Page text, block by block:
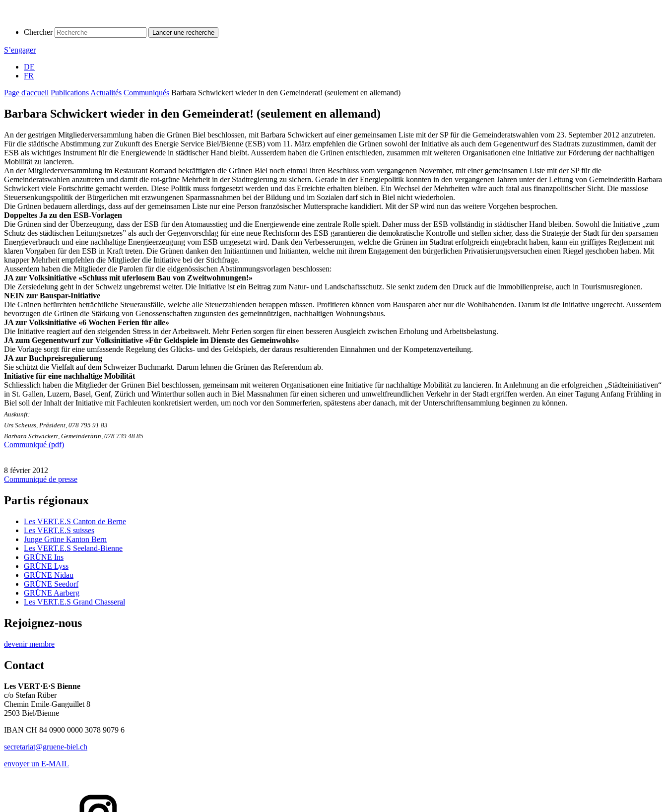
Chercher
S’engager
DE
FR
Page d'accueil Publications Actualités Communiqués Barbara Schwickert wieder in den Gemeinderat! (seulement en allemand)
Barbara Schwickert wieder in den Gemeinderat! (seulement en allemand)
An der gestrigen Mitgliederversammlung haben die Grünen Biel beschlossen, mit Barbara Schwickert auf einer gemeinsamen Liste mit der SP für die Gemeinderatswahlen vom 23. September 2012 anzutreten.
Für die städtische Abstimmung zur Zukunft des Energie Service Biel/Bienne (ESB) vom 11. März empfehlen die Grünen sowohl der Initiative als auch dem Gegenentwurf des Stadtrats zuzustimmen, damit der
ESB als wichtiges Instrument für die Energiewende in städtischer Hand bleibt. Ausserdem haben die Grünen entschieden, zusammen mit weiteren Organisationen eine Initiative zur Förderung der nachhaltigen
Mobilität zu lancieren.
An der Mitgliederversammlung im Restaurant Romand bekräftigten die Grünen Biel noch einmal ihren Beschluss vom vergangenen November, mit einer gemeinsamen Liste mit der SP für die
Gemeinderatswahlen anzutreten und damit die rot-grüne Mehrheit in der Stadtregierung zu sichern. Gerade in der Energiepolitik konnten in den vergangenen Jahren unter der Leitung von Gemeinderätin Barbara
Schwickert viele Fortschritte gemacht werden. Diese Politik muss fortgesetzt werden und das Erreichte erhalten bleiben. Ein Wechsel der Mehrheiten wäre auch fatal aus finanzpolitischer Sicht. Die masslose
Steuersenkungspolitik der Bürgerlichen mit erzwungenen Sparmassnahmen bei der Bildung und im Sozialen darf sich in Biel nicht wiederholen.
Die Grünen bedauern allerdings, dass auf der gemeinsamen Liste nur eine Person französischer Muttersprache kandidiert. Mit der SP wird nun das weitere Vorgehen besprochen.
Doppeltes Ja zu den ESB-Vorlagen
Die Grünen sind der Überzeugung, dass der ESB für den Atomausstieg und die Energiewende eine zentrale Rolle spielt. Daher muss der ESB vollständig in städtischer Hand bleiben. Sowohl die Initiative „zum
Schutz des städtischen Leitungsnetzes” als auch der Gegenvorschlag für eine neue Rechtsform des ESB garantieren die demokratische Kontrolle und stellen sicher, dass die Strategie der Stadt für den sparsamen
Energieverbrauch und eine nachhaltige Energieerzeugung vom ESB umgesetzt wird. Dank den Verbesserungen, welche die Grünen im Stadtrat erfolgreich eingebracht haben, kann ein griffiges Reglement mit
klaren Vorgaben für den ESB in Kraft treten. Die Grünen danken den Initiantinnen und Initianten, welche mit ihrem Engagement den bürgerlichen Privatisierungsversuchen einen Riegel geschoben haben. Mit
knapper Mehrheit empfehlen die Mitglieder die Initiative bei der Stichfrage.
Ausserdem haben die Mitglieder die Parolen für die eidgenössischen Abstimmungsvorlagen beschlossen:
JA zur Volksinitiative «Schluss mit uferlosem Bau von Zweitwohnungen!»
Die Zersiedelung geht in der Schweiz ungebremst weiter. Die Initiative ist ein Beitrag zum Natur- und Landschaftsschutz. Sie senkt zudem den Druck auf die Immobilienpreise, auch in Tourismusregionen.
NEIN zur Bauspar-Initiative
Die Grünen befürchten beträchtliche Steuerausfälle, welche alle Steuerzahlenden berappen müssen. Profitieren können vom Bausparen aber nur die Wohlhabenden. Darum ist die Initiative ungerecht. Ausserdem
bevorzugen die Grünen die Stärkung von Genossenschaften zugunsten des gemeinnützigen, nachhaltigen Wohnungsbaus.
JA zur Volksinitiative «6 Wochen Ferien für alle»
Die Initiative reagiert auf den steigenden Stress in der Arbeitswelt. Mehr Ferien sorgen für einen besseren Ausgleich zwischen Erholung und Arbeitsbelastung.
JA zum Gegenentwurf zur Volksinitiative «Für Geldspiele im Dienste des Gemeinwohls»
Die Vorlage sorgt für eine umfassende Regelung des Glücks- und des Geldspiels, der daraus resultierenden Einnahmen und der Kompetenzverteilung.
JA zur Buchpreisregulierung
Sie schützt die Vielfalt auf dem Schweizer Buchmarkt. Darum lehnen die Grünen das Referendum ab.
Initiative für eine nachhaltige Mobilität
Schliesslich haben die Mitglieder der Grünen Biel beschlossen, gemeinsam mit weiteren Organisationen eine Initiative für nachhaltige Mobilität zu lancieren. In Anlehnung an die erfolgreichen „Städteinitiativen“
in St. Gallen, Luzern, Basel, Genf, Zürich und Winterthur sollen auch in Biel Massnahmen für einen sicheren und umweltfreundlichen Verkehr in der Stadt ergriffen werden. An einer Tagung Anfang Frühling in
Biel soll der Inhalt der Initiative mit Fachleuten konkretisiert werden, um noch vor den Sommerferien, spätestens aber danach, mit der Unterschriftensammlung beginnen zu können.
Auskunft:
Urs Scheuss, Präsident, 078 795 91 83
Barbara Schwickert, Gemeinderätin, 078 739 48 85
Communiqué (pdf)
8 février 2012
Communiqué de presse
Partis régionaux
Les VERT.E.S Canton de Berne
Les VERT.E.S suisses
Junge Grüne Kanton Bern
Les VERT.E.S Seeland-Bienne
GRÜNE Ins
GRÜNE Lyss
GRÜNE Nidau
GRÜNE Seedorf
GRÜNE Aarberg
Les VERT.E.S Grand Chasseral
Rejoignez-nous
devenir membre
Contact
Les VERT·E·S Bienne
c/o Stefan Rüber
Chemin Emile-Ganguillet 8
2503 Biel/Bienne
IBAN CH 84 0900 0000 3078 9079 6
secretariat@gruene-biel.ch
envoyer un E-MAIL